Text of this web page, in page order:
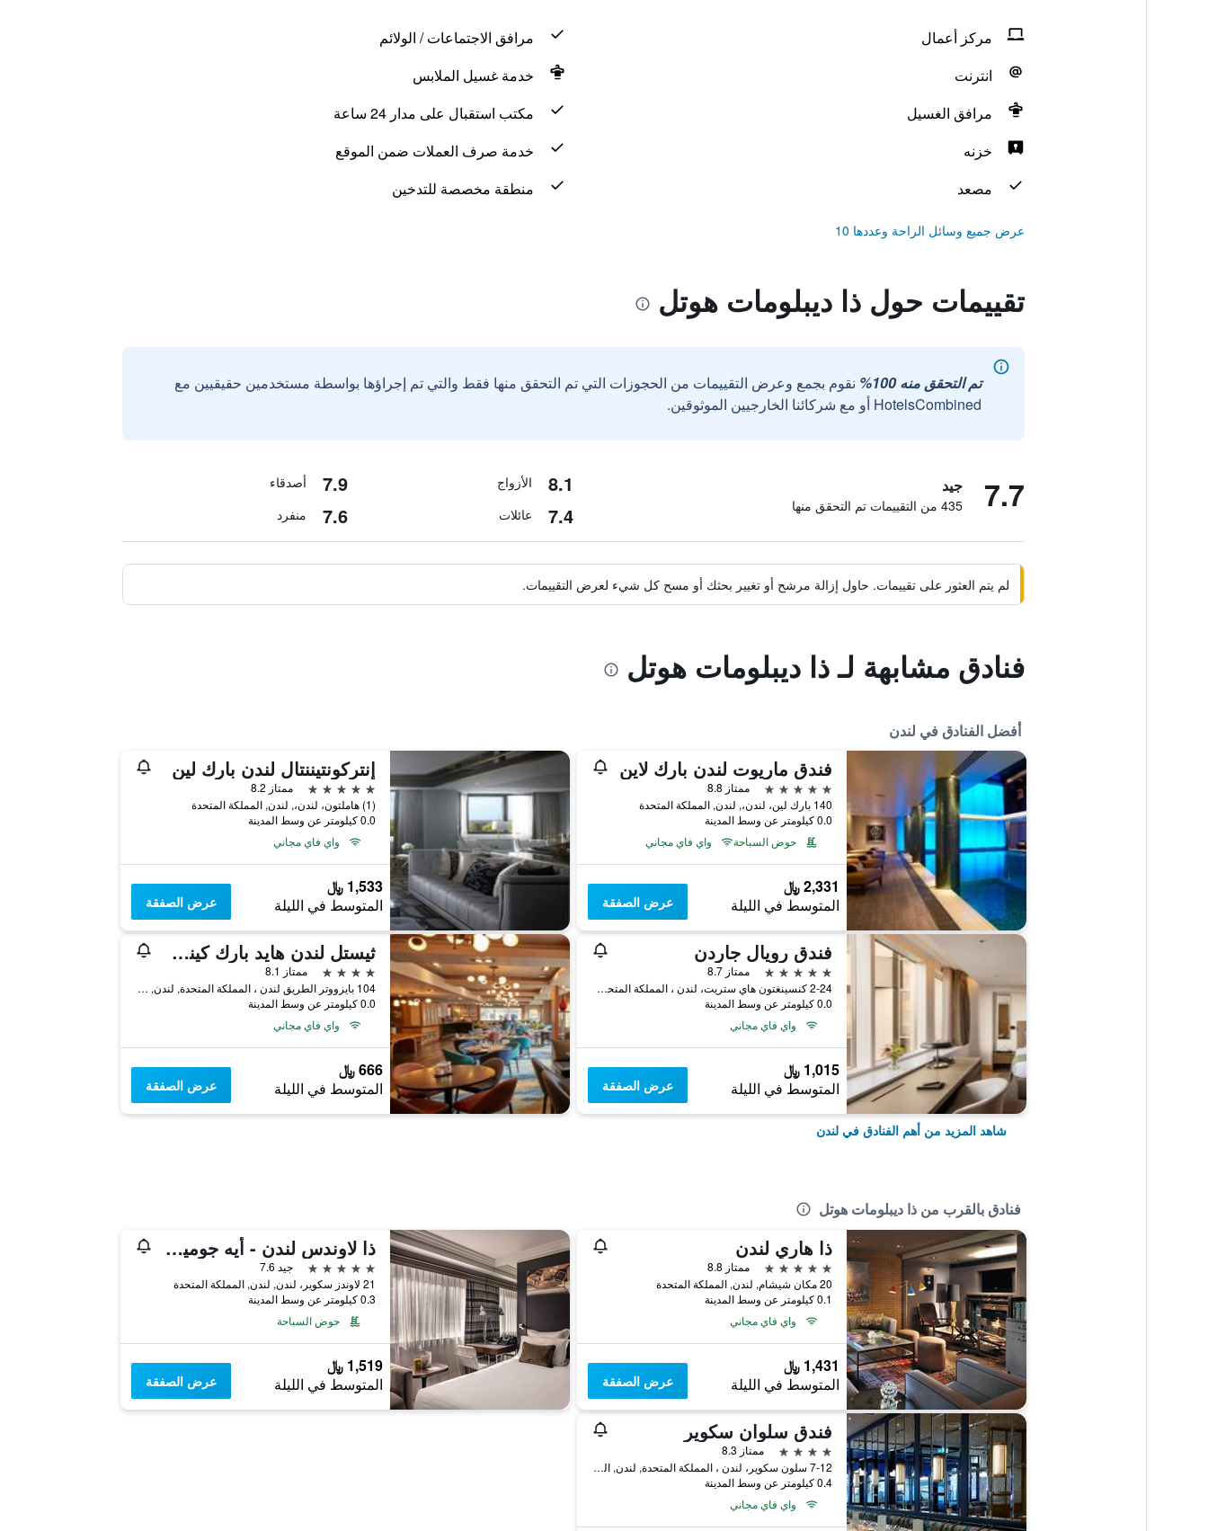
مركز أعمال
مرافق الاجتماعات / الولائم
انترنت
خدمة غسيل الملابس
مرافق الغسيل
مكتب استقبال على مدار 24 ساعة
خزنه
خدمة صرف العملات ضمن الموقع
مصعد
منطقة مخصصة للتدخين
عرض جميع وسائل الراحة وعددها 10
تقييمات حول ذا ديبلومات هوتل
تم التحقق منه 100%
نقوم بجمع وعرض التقييمات من الحجوزات التي تم التحقق منها فقط والتي تم إجراؤها بواسطة مستخدمين حقيقيين مع
HotelsCombined أو مع شركائنا الخارجيين الموثوقين.
7.7 جيد
435 من التقييمات تم التحقق منها
8.1 الأزواج 7.9 أصدقاء
7.4 عائلات 7.6 منفرد
لم يتم العثور على تقييمات. حاول إزالة مرشح أو تغيير بحثك أو مسح كل شيء لعرض التقييمات.
فنادق مشابهة لـ ذا ديبلومات هوتل
أفضل الفنادق في لندن
فندق ماريوت لندن بارك لاين
5 نجوم
ممتاز 8.8
140 بارك لين، لندن،, لندن, المملكة المتحدة
0.0 كيلومتر عن وسط المدينة
حوض السباحة
واي فاي مجاني
2,331 ﷼
المتوسط في الليلة عرض الصفقة
إنتركونتيننتال لندن بارك لين
5 نجوم
ممتاز 8.2
(1) هاملتون، لندن،, لندن, المملكة المتحدة
0.0 كيلومتر عن وسط المدينة
واي فاي مجاني
1,533 ﷼
المتوسط في الليلة عرض الصفقة
فندق رويال جاردن
5 نجوم
ممتاز 8.7
2-24 كنسينغتون هاي ستريت، لندن ، المملكة المتحدة, لندن, المملكة المتحدة
0.0 كيلومتر عن وسط المدينة
واي فاي مجاني
1,015 ﷼
المتوسط في الليلة عرض الصفقة
ثيستل لندن هايد بارك كينسينجتون جاردنز
4 نجوم
ممتاز 8.1
104 بايزووتر الطريق لندن ، المملكة المتحدة, لندن, المملكة المتحدة
0.0 كيلومتر عن وسط المدينة
واي فاي مجاني
666 ﷼
المتوسط في الليلة عرض الصفقة
شاهد المزيد من أهم الفنادق في لندن
فنادق بالقرب من ذا ديبلومات هوتل
ذا هاري لندن
5 نجوم
ممتاز 8.8
20 مكان شيشام, لندن, المملكة المتحدة
0.1 كيلومتر عن وسط المدينة
واي فاي مجاني
1,431 ﷼
المتوسط في الليلة عرض الصفقة
ذا لاوندس لندن - أيه جوميرا بارتنر هوتل
5 نجوم
جيد 7.6
21 لاوندز سكوير، لندن, لندن, المملكة المتحدة
0.3 كيلومتر عن وسط المدينة
حوض السباحة
1,519 ﷼
المتوسط في الليلة عرض الصفقة
فندق سلوان سكوير
4 نجوم
ممتاز 8.3
7-12 سلون سكوير، لندن ، المملكة المتحدة, لندن, المملكة المتحدة
0.4 كيلومتر عن وسط المدينة
واي فاي مجاني